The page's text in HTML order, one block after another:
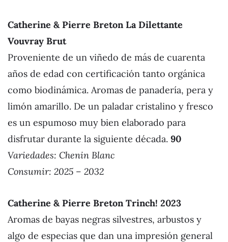
Catherine & Pierre Breton La Dilettante
Vouvray Brut
Proveniente de un viñedo de más de cuarenta
años de edad con certificación tanto orgánica
como biodinámica. Aromas de panadería, pera y
limón amarillo. De un paladar cristalino y fresco
es un espumoso muy bien elaborado para
disfrutar durante la siguiente década. 90
Variedades: Chenin Blanc
Consumir: 2025 – 2032
Catherine & Pierre Breton Trinch! 2023
Aromas de bayas negras silvestres, arbustos y
algo de especias que dan una impresión general